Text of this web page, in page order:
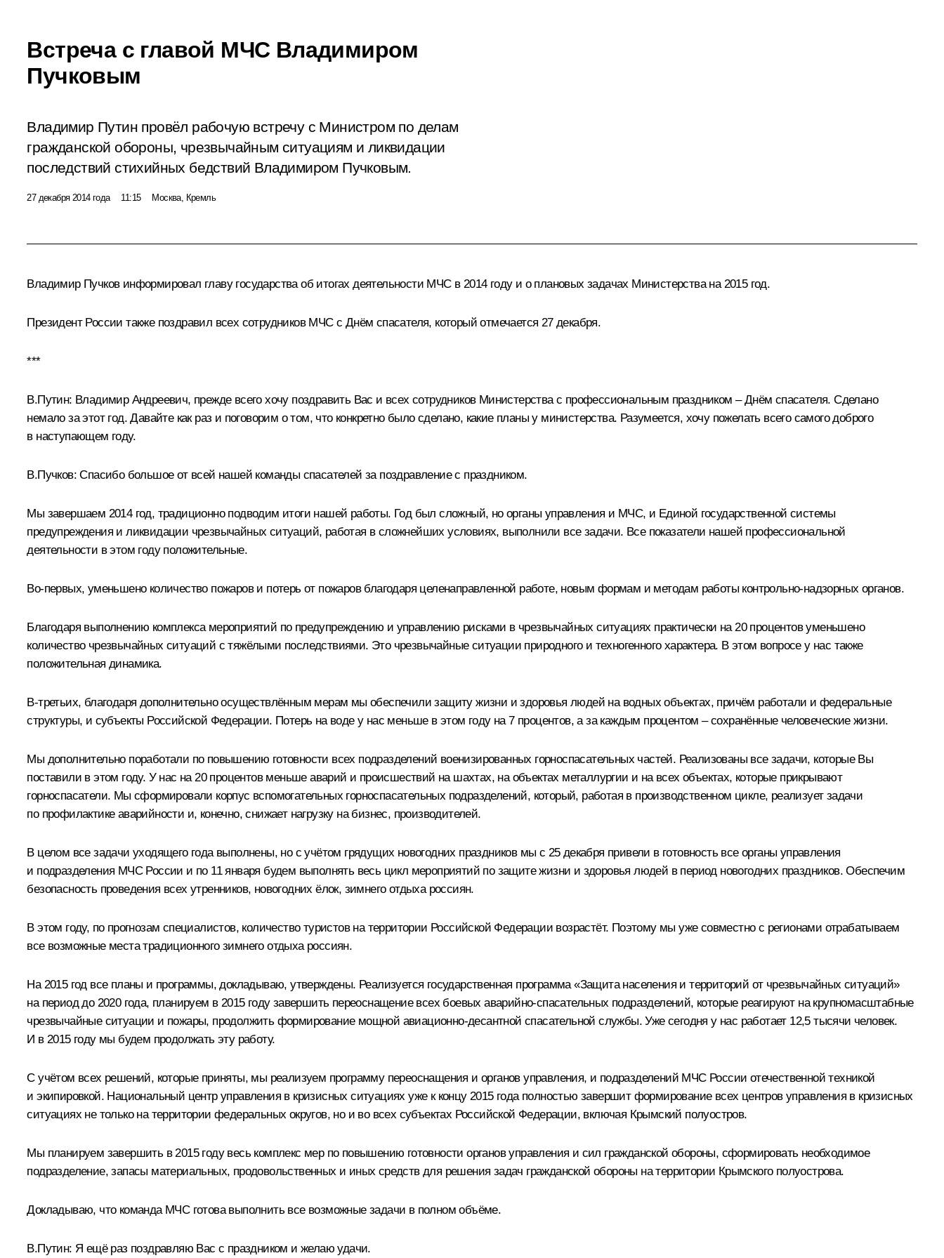
Встреча с главой МЧС Владимиром
Пучковым
Владимир Путин провёл рабочую встречу с Министром по делам
гражданской обороны, чрезвычайным ситуациям и ликвидации
последствий стихийных бедствий Владимиром Пучковым.
27 декабря 2014 года 11:15 Москва, Кремль
Владимир Пучковинформировал главу государства об итогах деятельности МЧС в 2014 году и о плановых задачах Министерства на 2015 год.
Президент России также поздравил всех сотрудников МЧС с Днём спасателя, который отмечается 27 декабря.
***
В.Путин: Владимир Андреевич, прежде всего хочу поздравить Вас и всех сотрудников Министерства с профессиональным праздником – Днём спасателя. Сделано
немало за этот год. Давайте как раз и поговорим о том, что конкретно было сделано, какие планы у министерства. Разумеется, хочу пожелать всего самого доброго
в наступающем году.
В.Пучков:Спасибо большое от всей нашей команды спасателей за поздравление с праздником.
Мы завершаем 2014 год, традиционно подводим итоги нашей работы. Год был сложный, но органы управления и МЧС, и Единой государственной системы
предупреждения и ликвидации чрезвычайных ситуаций, работая в сложнейших условиях, выполнили все задачи. Все показатели нашей профессиональной
деятельности в этом году положительные.
Во‑первых, уменьшено количество пожаров и потерь от пожаров благодаря целенаправленной работе, новым формам и методам работы контрольно-надзорных органов.
Благодаря выполнению комплекса мероприятий по предупреждению и управлению рисками в чрезвычайных ситуациях практически на 20 процентов уменьшено
количество чрезвычайных ситуаций с тяжёлыми последствиями. Это чрезвычайные ситуации природного и техногенного характера. В этом вопросе у нас также
положительная динамика.
В‑третьих, благодаря дополнительно осуществлённым мерам мы обеспечили защиту жизни и здоровья людей на водных объектах, причём работали и федеральные
структуры, и субъекты Российской Федерации. Потерь на воде у нас меньше в этом году на 7 процентов, а за каждым процентом – сохранённые человеческие жизни.
Мы дополнительно поработали по повышению готовности всех подразделений военизированных горноспасательных частей. Реализованы все задачи, которые Вы
поставили в этом году. У нас на 20 процентов меньше аварий и происшествий на шахтах, на объектах металлургии и на всех объектах, которые прикрывают
горноспасатели. Мы сформировали корпус вспомогательных горноспасательных подразделений, который, работая в производственном цикле, реализует задачи
по профилактике аварийности и, конечно, снижает нагрузку на бизнес, производителей.
В целом все задачи уходящего года выполнены, но с учётом грядущих новогодних праздников мы с 25 декабря привели в готовность все органы управления
и подразделения МЧС России и по 11 января будем выполнять весь цикл мероприятий по защите жизни и здоровья людей в период новогодних праздников. Обеспечим
безопасность проведения всех утренников, новогодних ёлок, зимнего отдыха россиян.
В этом году, по прогнозам специалистов, количество туристов на территории Российской Федерации возрастёт. Поэтому мы уже совместно с регионами отрабатываем
все возможные места традиционного зимнего отдыха россиян.
На 2015 год все планы и программы, докладываю, утверждены. Реализуется государственная программа «Защита населения и территорий от чрезвычайных ситуаций»
на период до 2020 года, планируем в 2015 году завершить переоснащение всех боевых аварийно-спасательных подразделений, которые реагируют на крупномасштабные
чрезвычайные ситуации и пожары, продолжить формирование мощной авиационно-десантной спасательной службы. Уже сегодня у нас работает 12,5 тысячи человек.
И в 2015 году мы будем продолжать эту работу.
С учётом всех решений, которые приняты, мы реализуем программу переоснащения и органов управления, и подразделений МЧС России отечественной техникой
и экипировкой. Национальный центр управления в кризисных ситуациях уже к концу 2015 года полностью завершит формирование всех центров управления в кризисных
ситуациях не только на территории федеральных округов, но и во всех субъектах Российской Федерации, включая Крымский полуостров.
Мы планируем завершить в 2015 году весь комплекс мер по повышению готовности органов управления и сил гражданской обороны, сформировать необходимое
подразделение, запасы материальных, продовольственных и иных средств для решения задач гражданской обороны на территории Крымского полуострова.
Докладываю, что команда МЧС готова выполнить все возможные задачи в полном объёме.
В.Путин: Я ещё раз поздравляю Вас с праздником и желаю удачи.